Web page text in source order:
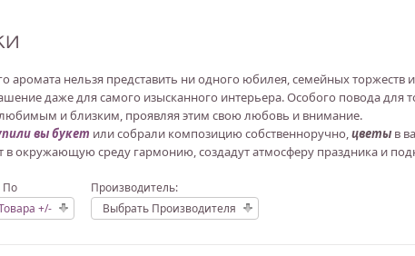
аромата нельзя представить ни одного юбилея, семейных
даже для самого изысканного интерьера. Особого повода для
и близким, проявляя этим свою любовь и внимание.
вы букет или собрали композицию собственноручно,цветы в
в окружающую среду гармонию, создадут атмосферу праздника и
По
+/-
Производитель:
Выбрать Производителя